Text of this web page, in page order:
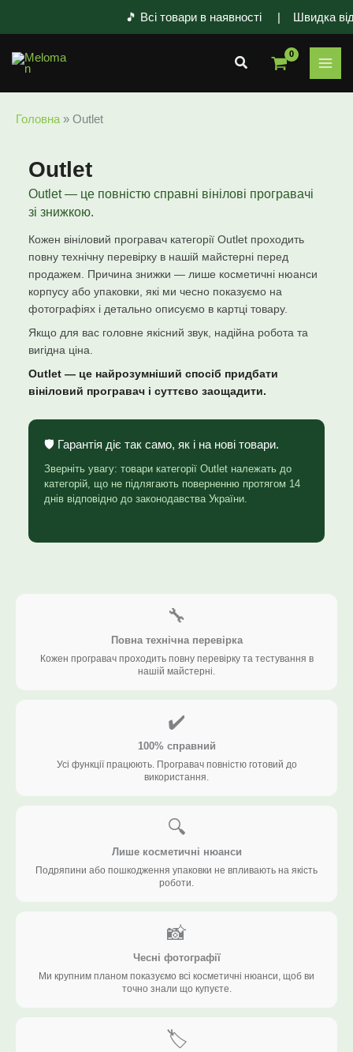
🎵 Всі товари в наявності | Швидка
Пошук
Головна » Outlet
Outlet
Outlet — це повністю справні вінілові програвачі
зі знижкою.
Кожен вініловий програвач категорії Outlet проходить
повну технічну перевірку в нашій майстерні перед
продажем. Причина знижки — лише косметичні нюанси
корпусу або упаковки, які ми чесно показуємо на
фотографіях і детально описуємо в картці товару.
Якщо для вас головне якісний звук, надійна робота та
вигідна ціна.
Outlet — це найрозумніший спосіб придбати
вініловий програвач і суттєво заощадити.
🛡️ Гарантія діє так само, як і на нові товари.
Зверніть увагу: товари категорії Outlet належать до
категорій, що не підлягають поверненню протягом 14
днів відповідно до законодавства України.
🔧
Повна технічна перевірка
Кожен програвач проходить повну перевірку та тестування в
нашій майстерні.
✔️
100% справний
Усі функції працюють. Програвач повністю готовий до
використання.
🔍
Лише косметичні нюанси
Подряпини або пошкодження упаковки не впливають на якість
роботи.
📸
Чесні фотографії
Ми крупним планом показуємо всі косметичні нюанси, щоб ви
точно знали що купуєте.
🏷️